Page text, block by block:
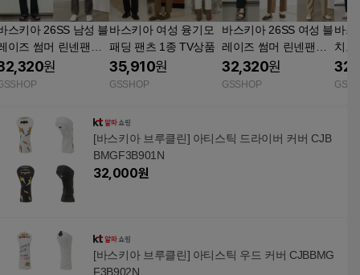
스키아 26SS 남성 블
이즈 썸머 린넨팬츠
종 TV상품
원
바스키아 여성 융기모
패딩 팬츠 1종 TV상품
35,910원
GSSHOP
바스키아 26SS 여성 블
레이즈 썸머 린넨팬츠
1종 TV상품
32,320원
GSSHOP
바스
치노
[바스키아 브루클린] 아티스틱 드라이버 커버 CJB
BMGF3B901N
32,000원
[바스키아 브루클린] 아티스틱 우드 커버 CJBBMG
F3B902N